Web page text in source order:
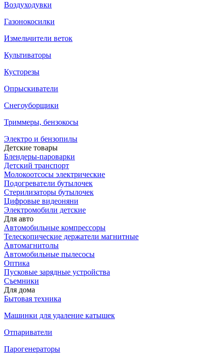
Воздуходувки
Газонокосилки
Измельчители веток
Культиваторы
Кусторезы
Опрыскиватели
Снегоуборщики
Триммеры, бензокосы
Электро и бензопилы
Детские товары
Блендеры-пароварки
Детский транспорт
Молокоотсосы электрические
Подогреватели бутылочек
Стерилизаторы бутылочек
Цифровые видеоняни
Электромобили детские
Для авто
Автомобильные компрессоры
Телескопические держатели магнитные
Автомагнитолы
Автомобильные пылесосы
Оптика
Пусковые зарядные устройства
Съемники
Для дома
Бытовая техника
Машинки для удаление катышек
Отпариватели
Парогенераторы